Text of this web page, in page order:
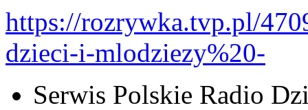
https://rozrywka.tvp.pl/
dzieci-i-mlodziezy%20-
Serwis Polskie Radio